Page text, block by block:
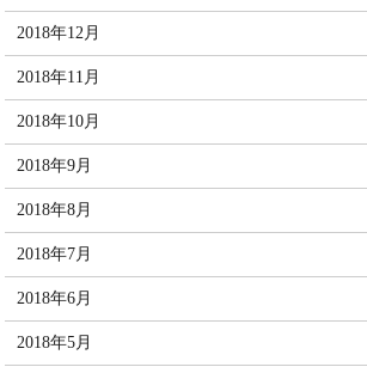
2018年12月
2018年11月
2018年10月
2018年9月
2018年8月
2018年7月
2018年6月
2018年5月